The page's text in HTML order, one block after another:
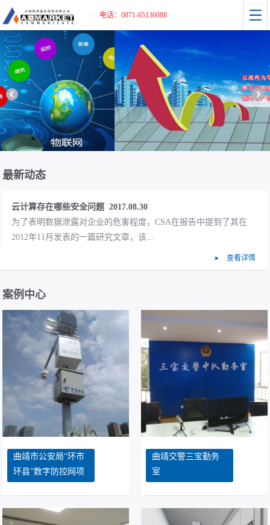
电话：0871-65136088
最新动态
福贡县公安局PDT项目中标 2017.08.16
怒江州福贡县公安局警用集群(PDT)竞争性谈判采购项目，我公司
被列为第一中标候选人。
项目经理与客户沟通的策略 2017.08.30
面对各种性格特征和知识背景的客户，如果做到与客户的有效沟
通，最终有利于项目。这恐怕是对大多...
云计算存在哪些安全问题 2017.08.30
为了表明数据泄露对企业的危害程度，CSA在报告中提到了其在
2012年11月发表的一篇研究文章，该...
增长，根据思科预测，全球数据中心...
网络安全法实施指南 2017.08.30
《网络安全法实施指南》 前言 随着我国信息化建设的不断推进和
互联网应用的日趋普及，网络安全问...
在网络视频监控中，丢包、卡顿、延时是最让人头痛的问题，这个
现象往往是由于方案设计不合理、交...
福贡县公安局PDT项目中标 2017.08.16
被列为第一中标候选人。
项目经理与客户沟通的策略 2017.08.30
通，最终有利于项目。这恐怕是对大多...
查看详情
案例中心
曲靖市公安局“环市
环县”数字防控网项
曲靖交警三宝勤务
室